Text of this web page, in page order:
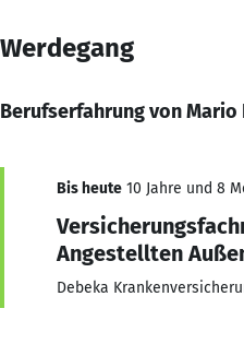
Werdegang
Berufserfahrung von
Bis heute 10 Jahre und 8
Angestellten
Debeka